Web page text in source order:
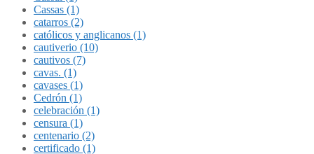
Cassas (1)
catarros (2)
católicos y anglicanos (1)
cautiverio (10)
cautivos (7)
cavas. (1)
cavases (1)
Cedrón (1)
celebración (1)
censura (1)
centenario (2)
certificado (1)